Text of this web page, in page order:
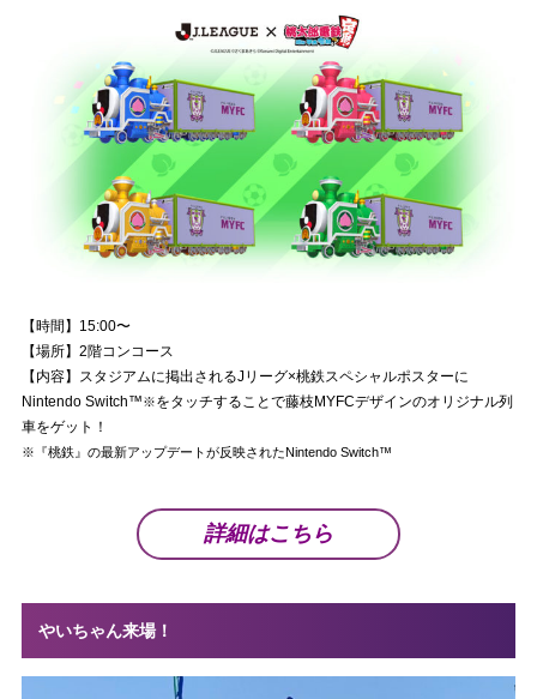
【時間】15:00〜
【場所】2階コンコース
【内容】スタジアムに掲出されるJリーグ×桃鉄スペシャルポスターに
Nintendo Switch™※をタッチすることで藤枝MYFCデザインのオリジナル列
車をゲット！
※『桃鉄』の最新アップデートが反映されたNintendo Switch™
詳細はこちら
やいちゃん来場！